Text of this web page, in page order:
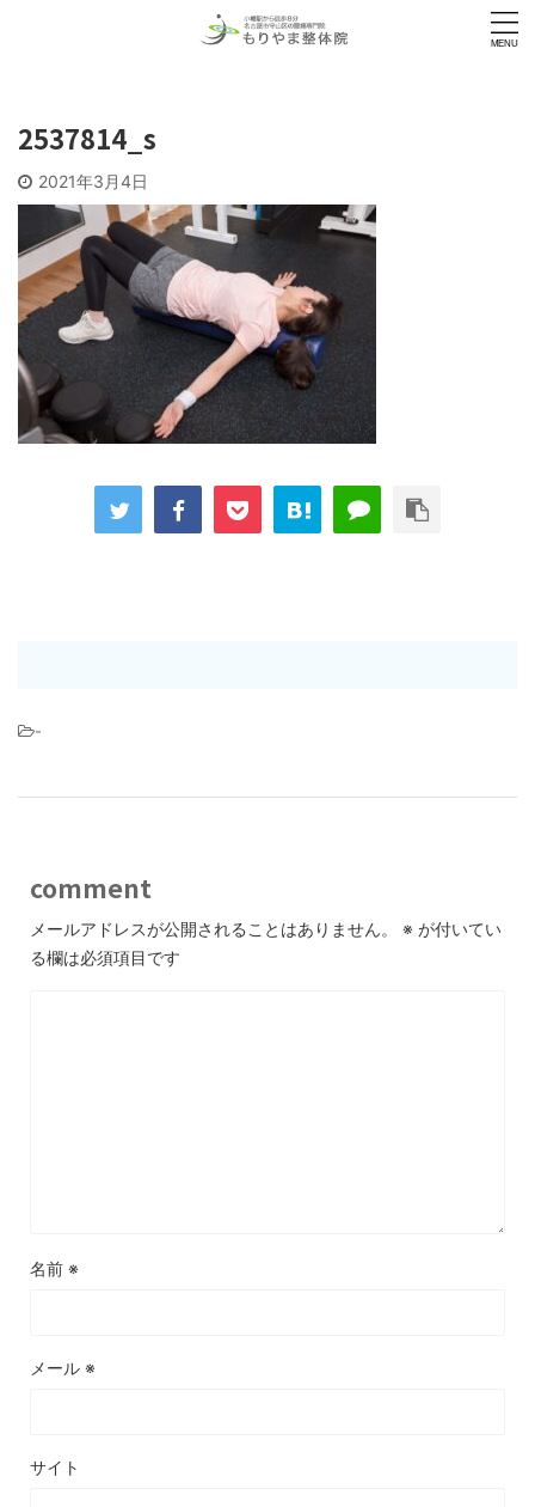
2537814_s
2021年3月4日
-
comment
メールアドレスが公開されることはありません。 ※ が付いてい
る欄は必須項目です
名前 ※
メール ※
サイト